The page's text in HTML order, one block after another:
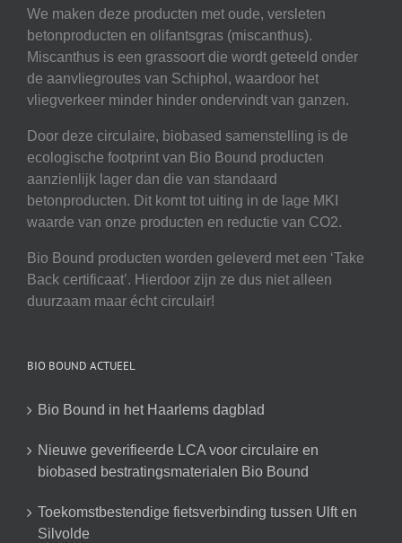
We maken deze producten met oude, versleten
betonproducten en olifantsgras (miscanthus).
Miscanthus is een grassoort die wordt geteeld onder
de aanvliegroutes van Schiphol, waardoor het
vliegverkeer minder hinder ondervindt van ganzen.
Door deze circulaire, biobased samenstelling is de
ecologische footprint van Bio Bound producten
aanzienlijk lager dan die van standaard
betonproducten. Dit komt tot uiting in de lage MKI
waarde van onze producten en reductie van CO2.
Bio Bound producten worden geleverd met een ‘Take
Back certificaat’. Hierdoor zijn ze dus niet alleen
duurzaam maar écht circulair!
BIO BOUND ACTUEEL
Bio Bound in het Haarlems dagblad
Nieuwe geverifieerde LCA voor circulaire en
biobased bestratingsmaterialen Bio Bound
Toekomstbestendige fietsverbinding tussen Ulft en
Silvolde